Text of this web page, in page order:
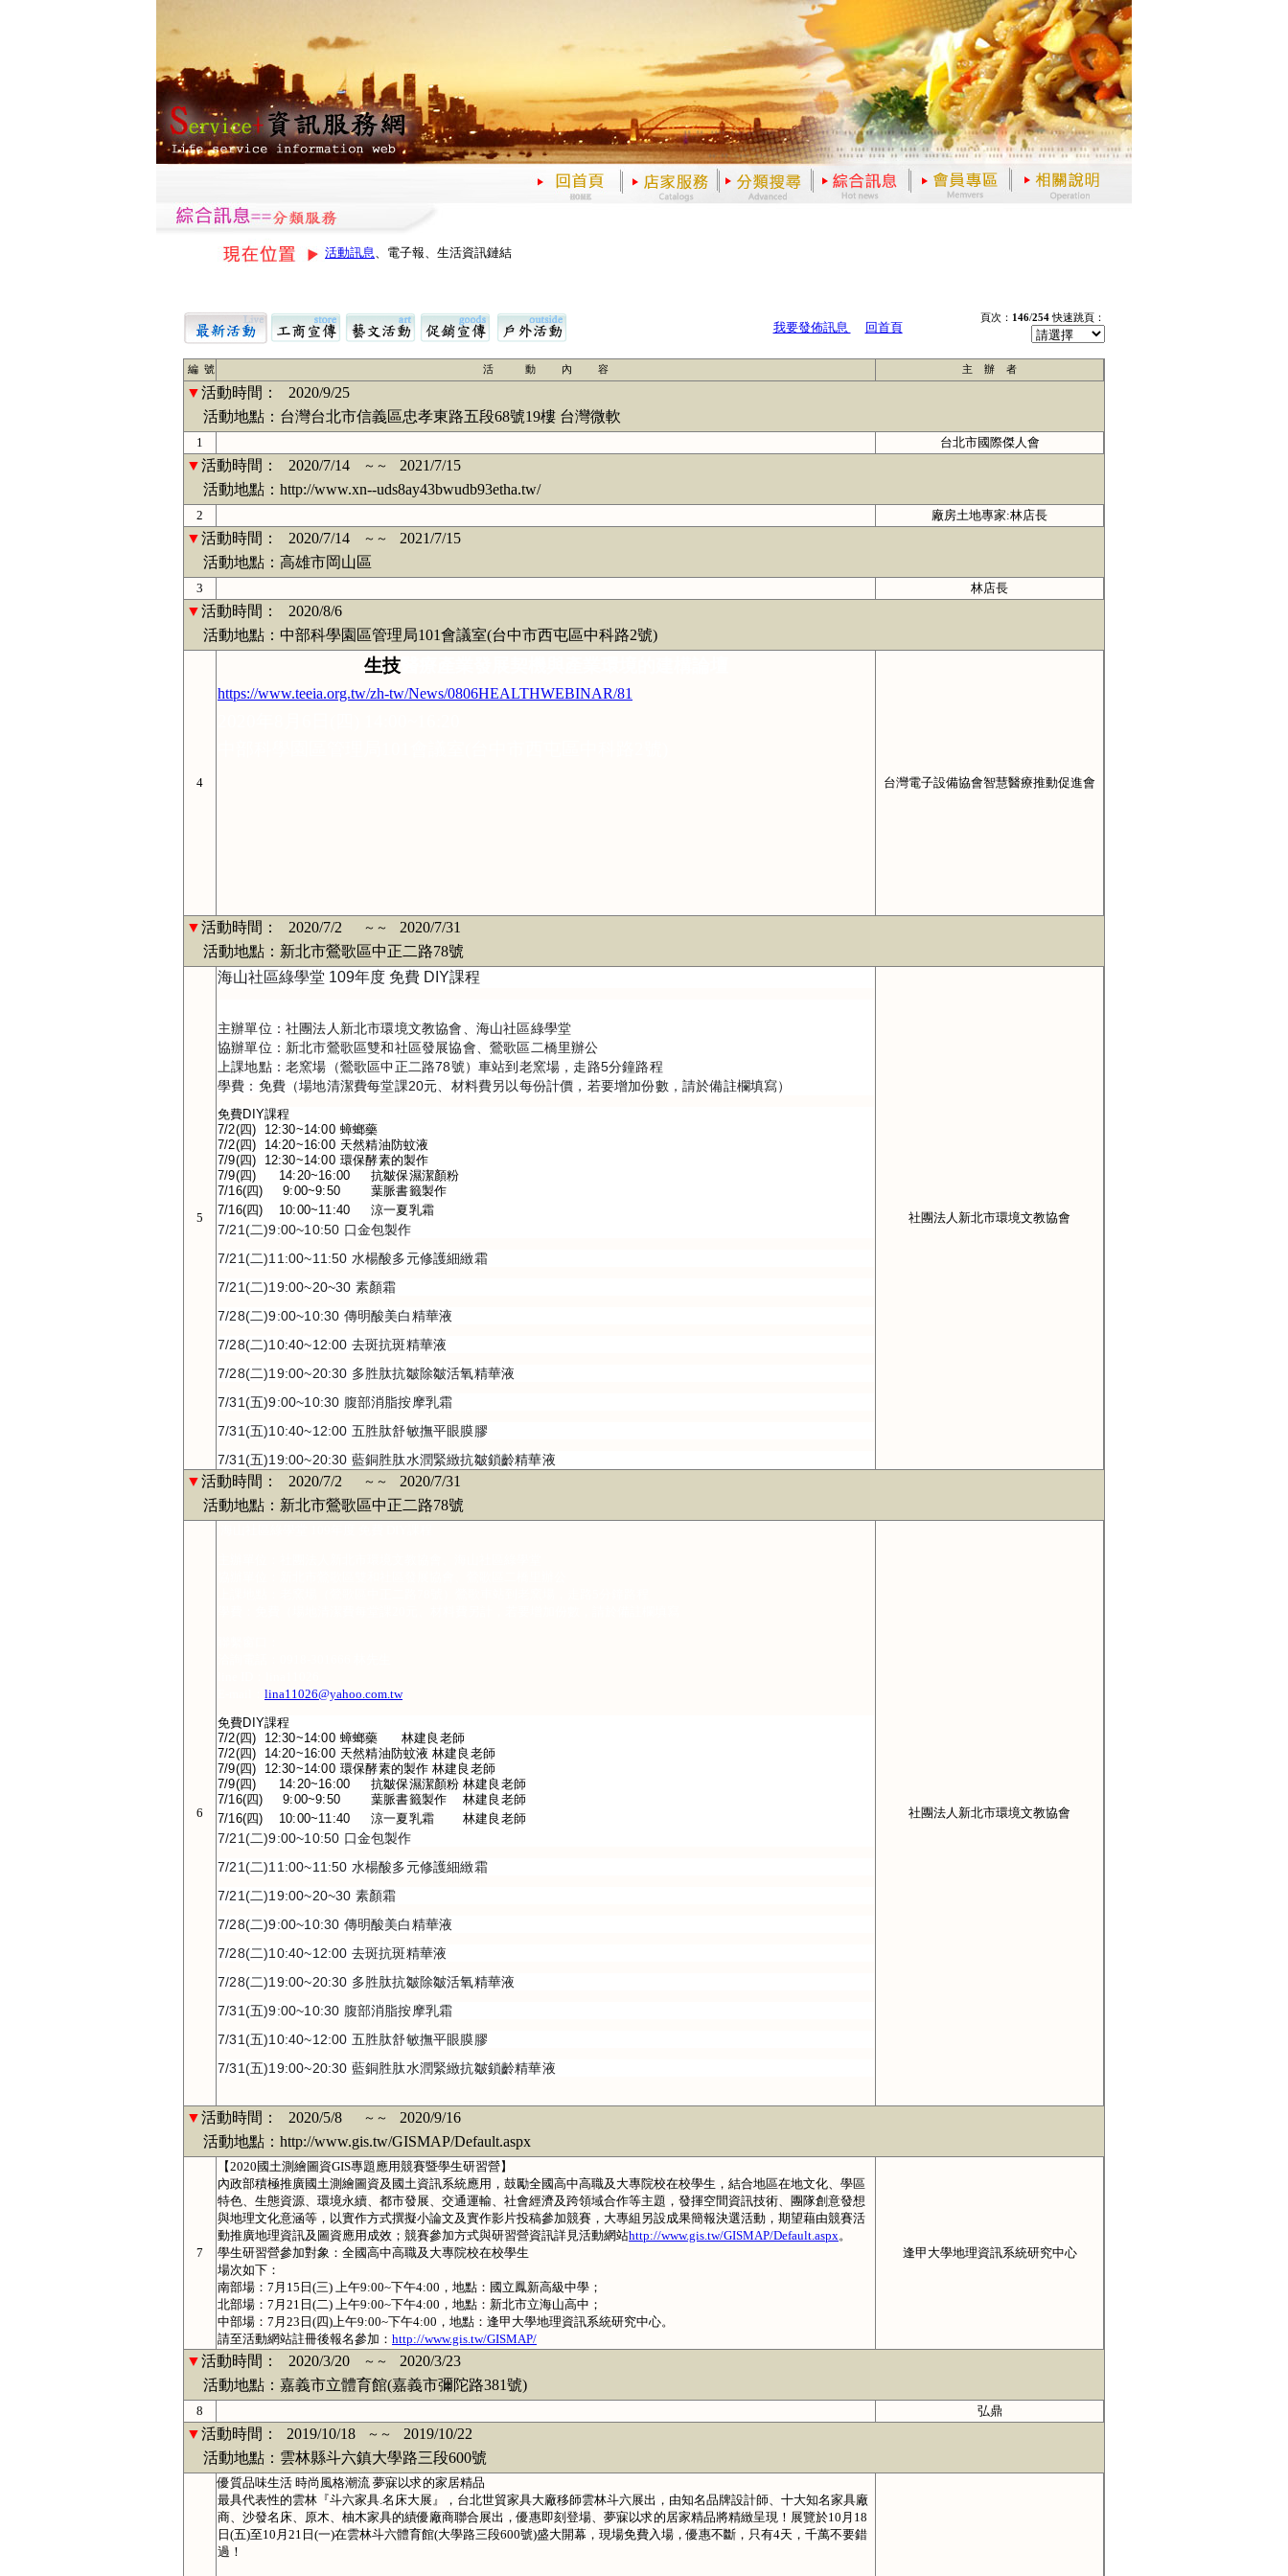
活動訊息、電子報、生活資訊鏈結
我要發佈訊息 回首頁
頁次： 146/254快速跳頁：
編 號 活 動 內 容 主 辦 者
▼活動時間：
2020/9/25
活動地點：台灣台北市信義區忠孝東路五段68號19樓 台灣微軟
1 台北市國際傑人會
▼活動時間： 2020/7/14 ～～
2021/7/15
活動地點：http://www.xn--uds8ay43bwudb93etha.tw/
2 廠房土地專家:林店長
▼活動時間： 2020/7/14 ～～
2021/7/15
活動地點：高雄市岡山區
3 林店長
▼活動時間：
2020/8/6
活動地點：中部科學園區管理局101會議室(台中市西屯區中科路2號)
4
生技醫療產業發展契機與產業環境的建構論壇
https://www.teeia.org.tw/zh-tw/News/0806HEALTHWEBINAR/81
台灣電子設備協會智慧醫療推動促進會
▼活動時間： 2020/7/2 ～～
2020/7/31
活動地點：新北市鶯歌區中正二路78號
5
海山社區綠學堂 109年度 免費 DIY課程
主辦單位：社團法人新北市環境文教協會、海山社區綠學堂
協辦單位：新北市鶯歌區雙和社區發展協會、鶯歌區二橋里辦公
上課地點：老窯場（鶯歌區中正二路78號）車站到老窯場，走路5分鐘路程
學費：免費（場地清潔費每堂課20元、材料費另以每份計價，若要增加份數，請於備註欄填寫）
免費DIY課程
7/2(四)  12:30~14:00	蟑螂藥
7/2(四)  14:20~16:00	天然精油防蚊液
7/9(四)  12:30~14:00	環保酵素的製作
7/9(四)	14:20~16:00	抗皺保濕潔顏粉
7/16(四)	 9:00~9:50	葉脈書籤製作
7/16(四)	10:00~11:40 	涼一夏乳霜
7/21(二)9:00~10:50 口金包製作
7/21(二)11:00~11:50 水楊酸多元修護細緻霜
7/21(二)19:00~20~30 素顏霜
7/28(二)9:00~10:30 傳明酸美白精華液
7/28(二)10:40~12:00 去斑抗斑精華液
7/28(二)19:00~20:30 多胜肽抗皺除皺活氧精華液
7/31(五)9:00~10:30 腹部消脂按摩乳霜
7/31(五)10:40~12:00 五胜肽舒敏撫平眼膜膠
7/31(五)19:00~20:30 藍銅胜肽水潤緊緻抗皺鎖齡精華液
社團法人新北市環境文教協會
▼活動時間： 2020/7/2 ～～
2020/7/31
活動地點：新北市鶯歌區中正二路78號
6
lina11026@yahoo.com.tw
免費DIY課程
7/2(四)  12:30~14:00	蟑螂藥	林建良老師
7/2(四)  14:20~16:00	天然精油防蚊液	林建良老師
7/9(四)  12:30~14:00	環保酵素的製作	林建良老師
7/9(四)	14:20~16:00	抗皺保濕潔顏粉	林建良老師
7/16(四)	 9:00~9:50	葉脈書籤製作	林建良老師
7/16(四)	10:00~11:40 	涼一夏乳霜	林建良老師
7/21(二)9:00~10:50 口金包製作
7/21(二)11:00~11:50 水楊酸多元修護細緻霜
7/21(二)19:00~20~30 素顏霜
7/28(二)9:00~10:30 傳明酸美白精華液
7/28(二)10:40~12:00 去斑抗斑精華液
7/28(二)19:00~20:30 多胜肽抗皺除皺活氧精華液
7/31(五)9:00~10:30 腹部消脂按摩乳霜
7/31(五)10:40~12:00 五胜肽舒敏撫平眼膜膠
7/31(五)19:00~20:30 藍銅胜肽水潤緊緻抗皺鎖齡精華液
社團法人新北市環境文教協會
▼活動時間： 2020/5/8 ～～
2020/9/16
活動地點：http://www.gis.tw/GISMAP/Default.aspx
7
【2020國土測繪圖資GIS專題應用競賽暨學生研習營】
內政部積極推廣國土測繪圖資及國土資訊系統應用，鼓勵全國高中高職及大專院校在校學生，結合地區在地文化、學區
特色、生態資源、環境永續、都市發展、交通運輸、社會經濟及跨領域合作等主題，發揮空間資訊技術、團隊創意發想
與地理文化意涵等，以實作方式撰擬小論文及實作影片投稿參加競賽，大專組另設成果簡報決選活動，期望藉由競賽活
動推廣地理資訊及圖資應用成效；競賽參加方式與研習營資訊詳見活動網站http://www.gis.tw/GISMAP/Default.aspx。
學生研習營參加對象：全國高中高職及大專院校在校學生
場次如下：
南部場：7月15日(三) 上午9:00~下午4:00，地點：國立鳳新高級中學；
北部場：7月21日(二) 上午9:00~下午4:00，地點：新北市立海山高中；
中部場：7月23日(四)上午9:00~下午4:00，地點：逢甲大學地理資訊系統研究中心。
請至活動網站註冊後報名參加： http://www.gis.tw/GISMAP/
逢甲大學地理資訊系統研究中心
▼活動時間： 2020/3/20 ～～
2020/3/23
活動地點：嘉義市立體育館(嘉義市彌陀路381號)
8 弘鼎
▼活動時間： 2019/10/18 ～～
2019/10/22
活動地點：雲林縣斗六鎮大學路三段600號
優質品味生活 時尚風格潮流 夢寐以求的家居精品
最具代表性的雲林『斗六家具.名床大展』，台北世貿家具大廠移師雲林斗六展出，由知名品牌設計師、十大知名家具廠
商、沙發名床、原木、柚木家具的績優廠商聯合展出，優惠即刻登場、夢寐以求的居家精品將精緻呈現！展覽於10月18
日(五)至10月21日(一)在雲林斗六體育館(大學路三段600號)盛大開幕，現場免費入場，優惠不斷，只有4天，千萬不要錯
過！